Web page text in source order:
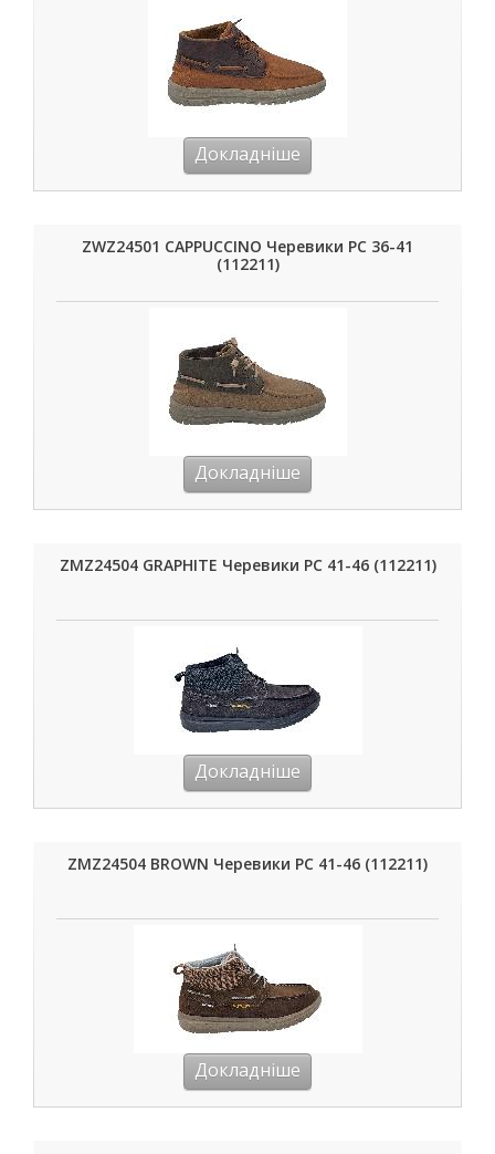
Докладніше
ZWZ24501 CAPPUCCINO Черевики РС 36-41
(112211)
Докладніше
ZMZ24504 GRAPHITE Черевики РС 41-46 (112211)
Докладніше
ZMZ24504 BROWN Черевики РС 41-46 (112211)
Докладніше